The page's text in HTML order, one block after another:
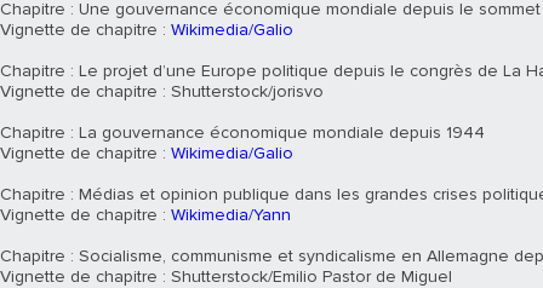
Chapitre : Une gouvernance économique mondiale depuis le
Vignette de chapitre : Wikimedia/Galio
Chapitre : Le projet d’une Europe politique depuis le congrès de La
Vignette de chapitre : Shutterstock/jorisvo
Chapitre : La gouvernance économique mondiale depuis 1944
Vignette de chapitre : Wikimedia/Galio
Chapitre : Médias et opinion publique dans les grandes crises
Vignette de chapitre : Wikimedia/Yann
Chapitre : Socialisme, communisme et syndicalisme en Allemagne
Vignette de chapitre : Shutterstock/Emilio Pastor de Miguel